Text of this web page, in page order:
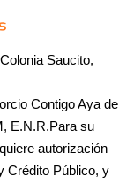
Saucito,
Contigo Aya de
E.N.R.Para su
autorización
Crédito Público, y